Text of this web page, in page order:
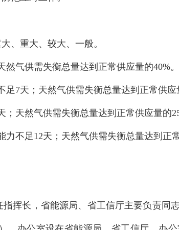
、重大、较大、一般。
气供需失衡总量达到正常供应量的40%。
7天；天然气供需失衡总量达到正常供应
天然气供需失衡总量达到正常供应量的
不足12天；天然气供需失衡总量达到正常
挥长，省能源局、省工信厅主要负责同